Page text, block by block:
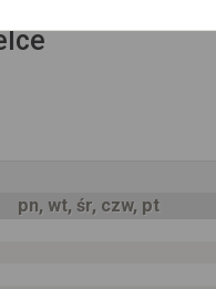
pn, wt, śr, czw, pt